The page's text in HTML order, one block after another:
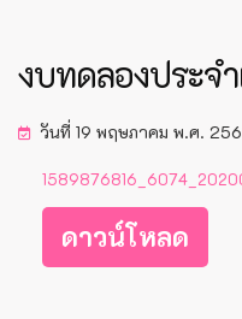
งบทดลองประจ
วันที่ 19 พฤษภาคม พ.ศ.
ดาวน์โหลด